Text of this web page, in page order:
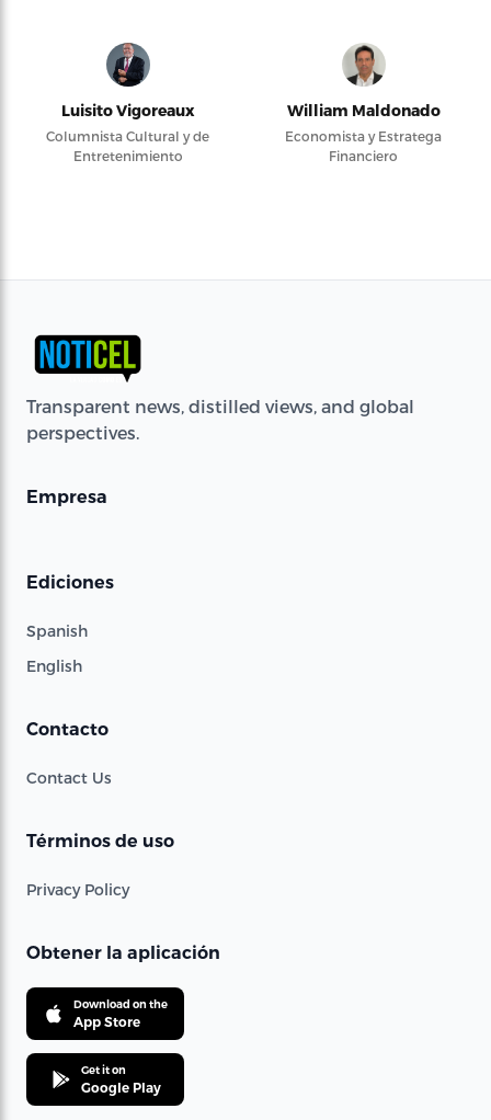
Luisito Vigoreaux
Columnista Cultural y de
Entretenimiento
William Maldonado
Economista y Estratega
Financiero
Transparent news, distilled views, and global
perspectives.
Empresa
Ediciones
Spanish
English
Contacto
Contact Us
Términos de uso
Privacy Policy
Obtener la aplicación
Download on the
App Store
Get it on
Google Play